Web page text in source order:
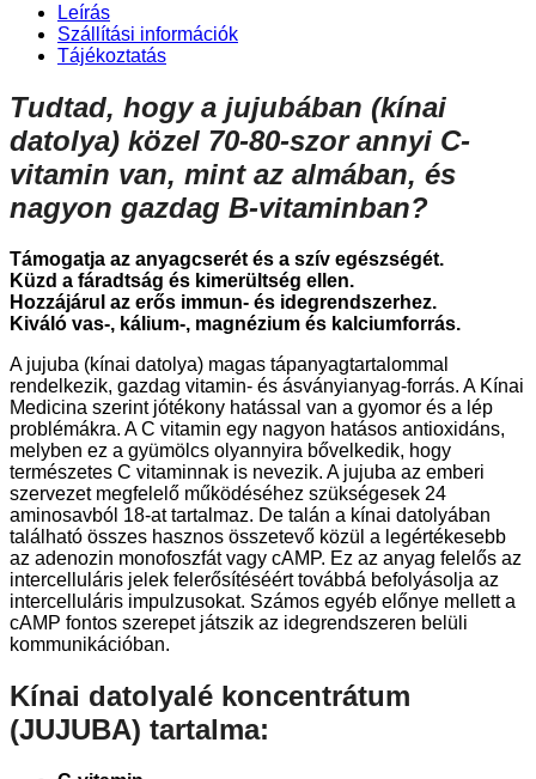
Leírás
Szállítási információk
Tájékoztatás
Tudtad, hogy a jujubában (kínai
datolya) közel 70-80-szor annyi C-
vitamin van, mint az almában, és
nagyon gazdag B-vitaminban?
Támogatja az anyagcserét és a szív egészségét.
Küzd a fáradtság és kimerültség ellen.
Hozzájárul az erős immun- és idegrendszerhez.
Kiváló vas-, kálium-, magnézium és kalciumforrás.
A jujuba (kínai datolya) magas tápanyagtartalommal
rendelkezik, gazdag vitamin- és ásványianyag-forrás. A Kínai
Medicina szerint jótékony hatással van a gyomor és a lép
problémákra. A C vitamin egy nagyon hatásos antioxidáns,
melyben ez a gyümölcs olyannyira bővelkedik, hogy
természetes C vitaminnak is nevezik. A jujuba az emberi
szervezet megfelelő működéséhez szükségesek 24
aminosavból 18-at tartalmaz. De talán a kínai datolyában
található összes hasznos összetevő közül a legértékesebb
az adenozin monofoszfát vagy cAMP. Ez az anyag felelős az
intercelluláris jelek felerősítéséért továbbá befolyásolja az
intercelluláris impulzusokat. Számos egyéb előnye mellett a
cAMP fontos szerepet játszik az idegrendszeren belüli
kommunikációban.
Kínai datolyalé koncentrátum
(JUJUBA) tartalma: